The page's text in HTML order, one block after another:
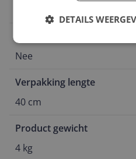
Nee
Verpakking lengte
40 cm
Product gewicht
4 kg
DETAILS